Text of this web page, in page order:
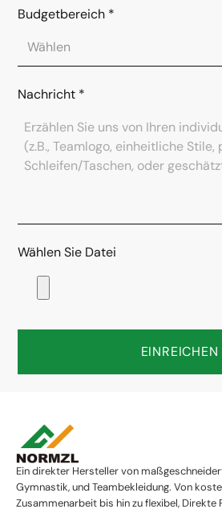
Budgetbereich *
Nachricht *
Wählen Sie Datei
EINREICHEN
Ein direkter Hersteller von
Gymnastik, und Teambekleidung. Von
Zusammenarbeit bis hin zu flexibel,